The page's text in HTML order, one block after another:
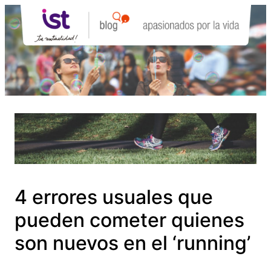
Saltar
al
contenido
4 errores usuales que
pueden cometer quienes
son nuevos en el ‘running’